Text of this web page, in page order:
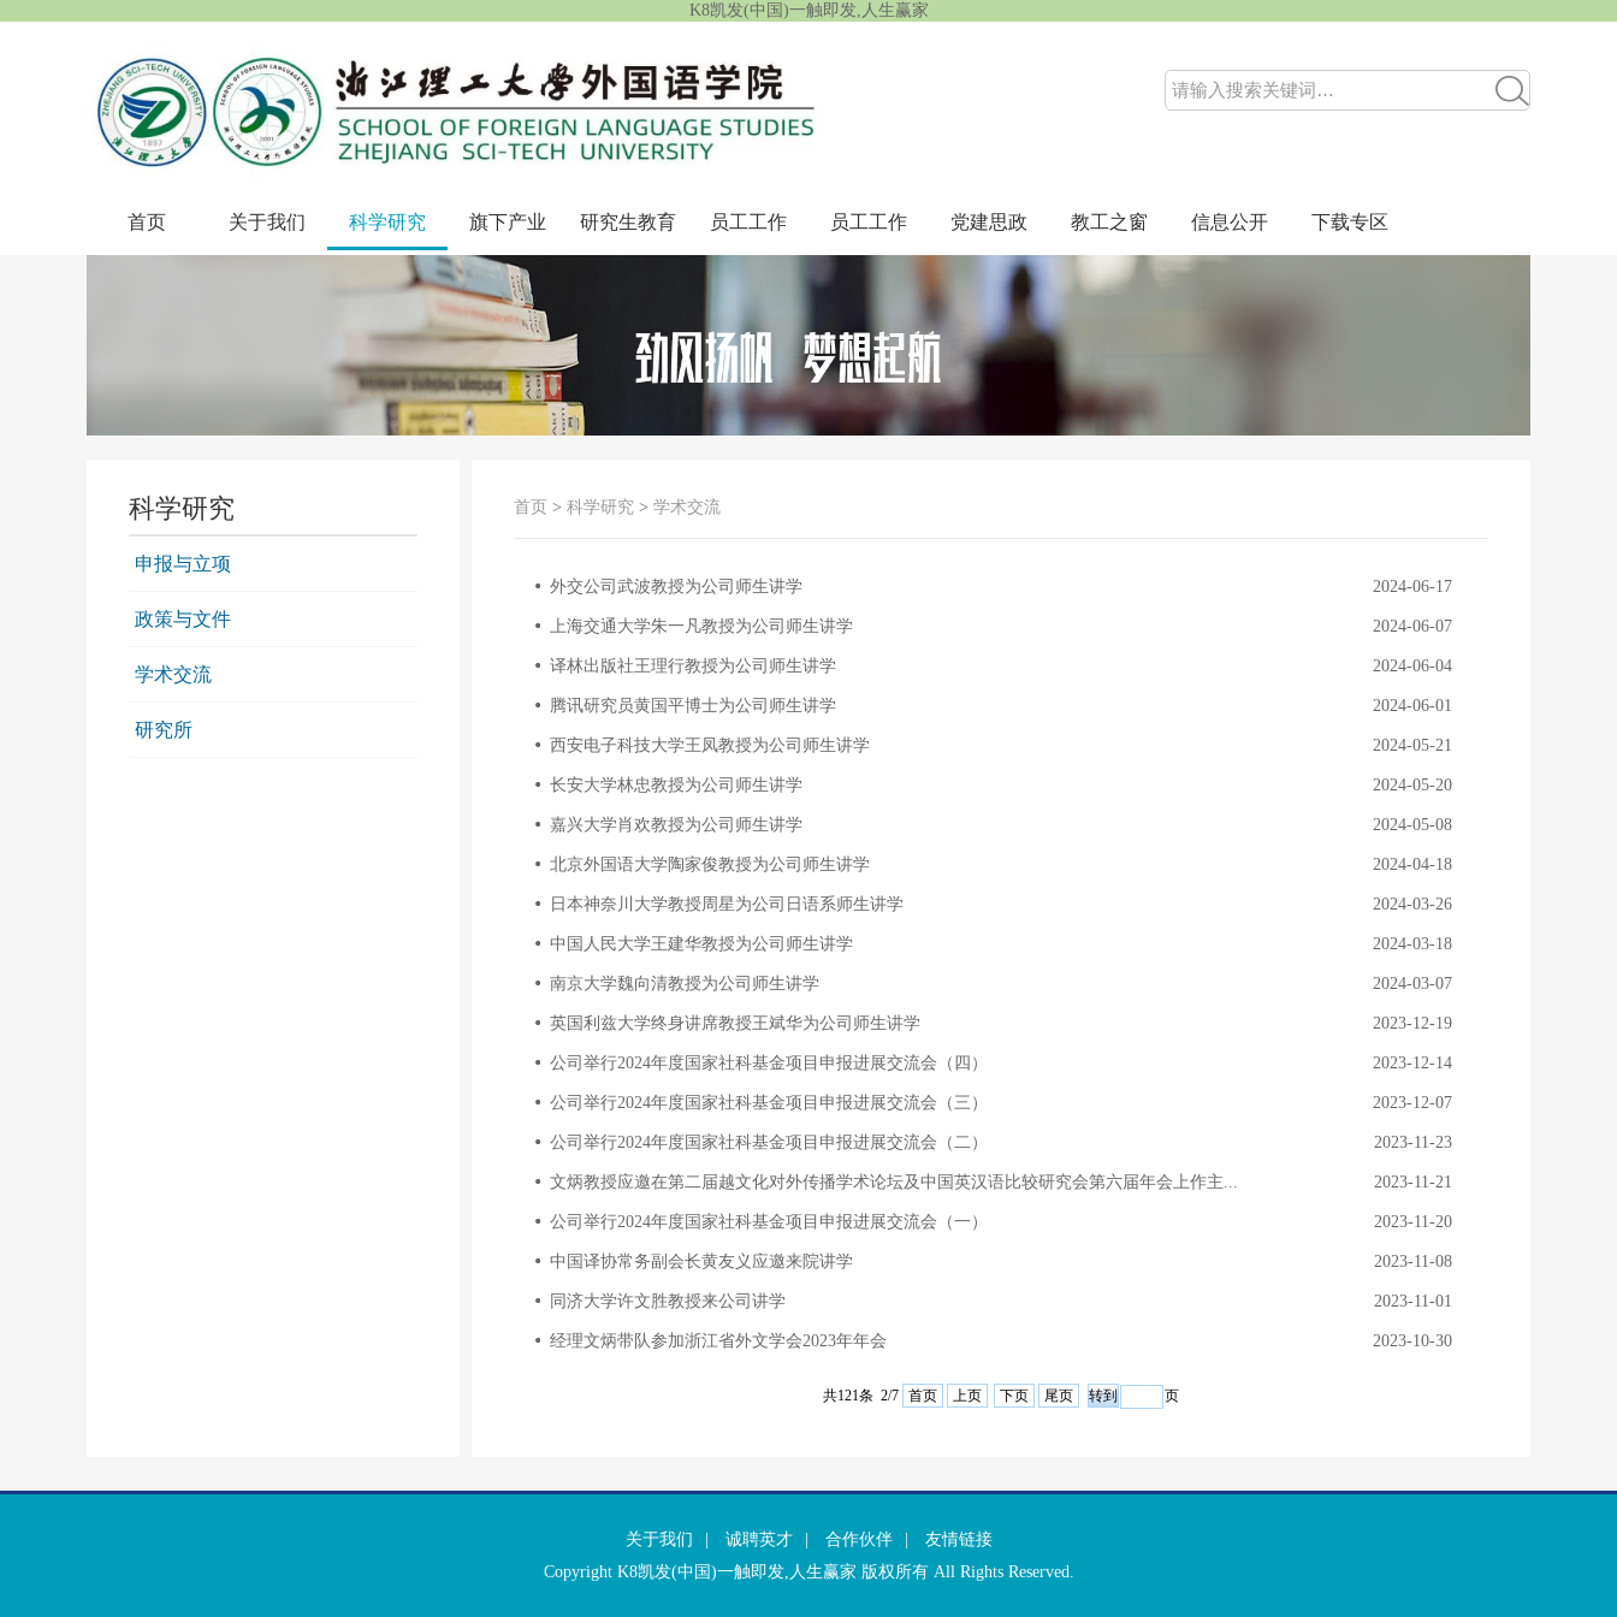
K8凯发(中国)一触即发,人生赢家
首页 关于我们 科学研究 旗下产业 研究生教育 员工工作 员工工作 党建思政 教工之窗 信息公开 下载专区
科学研究
申报与立项
政策与文件
学术交流
研究所
首页 > 科学研究 > 学术交流
外交公司武波教授为公司师生讲学 2024-06-17
上海交通大学朱一凡教授为公司师生讲学 2024-06-07
译林出版社王理行教授为公司师生讲学 2024-06-04
腾讯研究员黄国平博士为公司师生讲学 2024-06-01
西安电子科技大学王凤教授为公司师生讲学 2024-05-21
长安大学林忠教授为公司师生讲学 2024-05-20
嘉兴大学肖欢教授为公司师生讲学 2024-05-08
北京外国语大学陶家俊教授为公司师生讲学 2024-04-18
日本神奈川大学教授周星为公司日语系师生讲学 2024-03-26
中国人民大学王建华教授为公司师生讲学 2024-03-18
南京大学魏向清教授为公司师生讲学 2024-03-07
英国利兹大学终身讲席教授王斌华为公司师生讲学 2023-12-19
公司举行2024年度国家社科基金项目申报进展交流会（四） 2023-12-14
公司举行2024年度国家社科基金项目申报进展交流会（三） 2023-12-07
公司举行2024年度国家社科基金项目申报进展交流会（二） 2023-11-23
文炳教授应邀在第二届越文化对外传播学术论坛及中国英汉语比较研究会第六届年会上作主... 2023-11-21
公司举行2024年度国家社科基金项目申报进展交流会（一） 2023-11-20
中国译协常务副会长黄友义应邀来院讲学 2023-11-08
同济大学许文胜教授来公司讲学 2023-11-01
经理文炳带队参加浙江省外文学会2023年年会 2023-10-30
共121条 2/7 首页 上页 下页 尾页 页
关于我们 诚聘英才 合作伙伴
友情链接
Copyright K8凯发(中国)一触即发,人生赢家 版权所有 All Rights Reserved.